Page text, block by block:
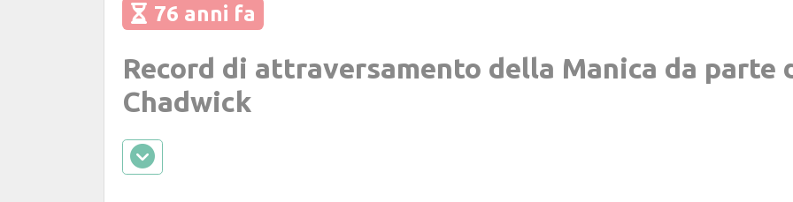
76 anni fa
Record di attraversamento della Manica da parte
Chadwick